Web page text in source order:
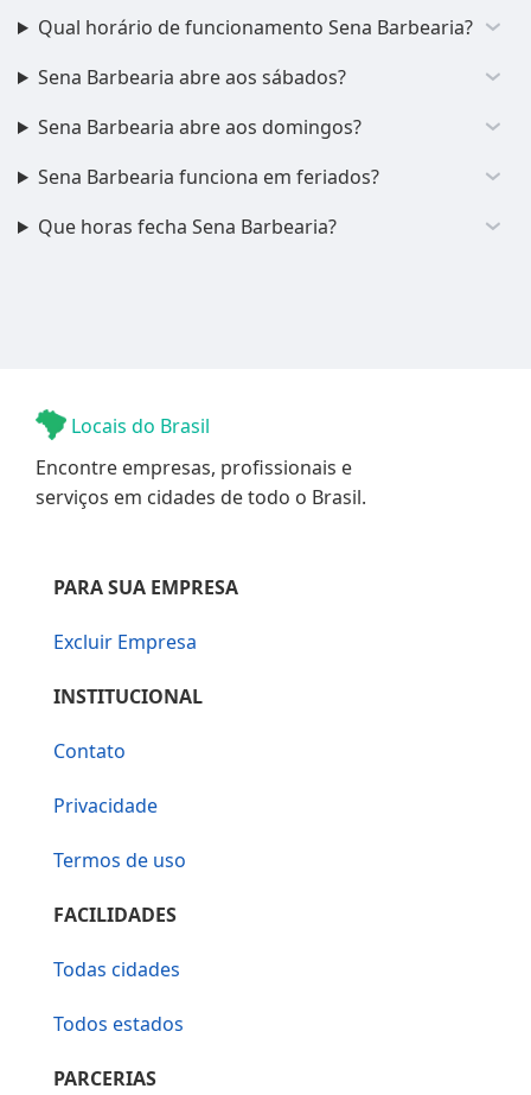
Qual horário de funcionamento Sena Barbearia?
Sena Barbearia abre aos sábados?
Sena Barbearia abre aos domingos?
Sena Barbearia funciona em feriados?
Que horas fecha Sena Barbearia?
Locais do Brasil
Encontre empresas, profissionais e
serviços em cidades de todo o Brasil.
PARA SUA EMPRESA
Excluir Empresa
INSTITUCIONAL
Contato
Privacidade
Termos de uso
FACILIDADES
Todas cidades
Todos estados
PARCERIAS